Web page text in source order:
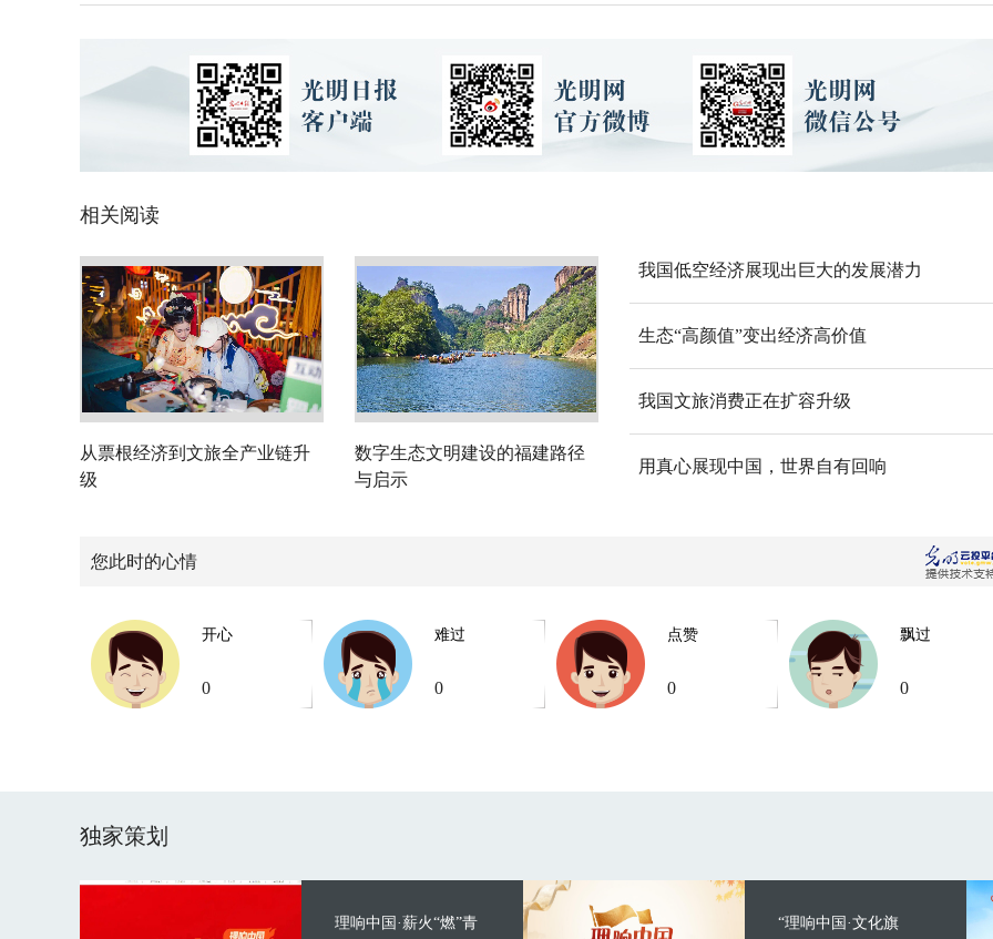
相关阅读
从票根经济到文旅全产业链升
级
数字生态文明建设的福建路径
与启示
我国低空经济展现出巨大的发展潜力
生态“高颜值”变出经济高价值
我国文旅消费正在扩容升级
用真心展现中国，世界自有回响
您此时的心情
开心
0
难过
0
点赞
0
飘过
0
独家策划
理响中国·薪火“燃”青
“理响中国·文化旗